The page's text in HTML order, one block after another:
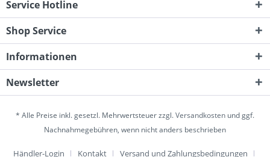
Service Hotline
Shop Service
Informationen
Newsletter
* Alle Preise inkl. gesetzl. Mehrwertsteuer zzgl.Versandkosten und ggf.
Nachnahmegebühren, wenn nicht anders beschrieben
Händler-Login Kontakt Versand und Zahlungsbedingungen